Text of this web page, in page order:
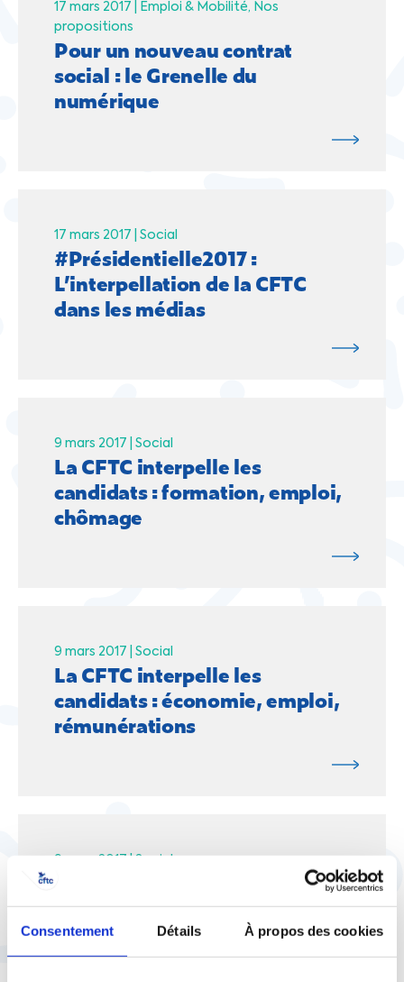
Consentement Détails À propos des cookies
17 mars 2017 | Emploi & Mobilité
Nos
propositions
Pour un nouveau contrat
social : le Grenelle du
numérique
17 mars 2017 | Social
#Présidentielle2017 :
L’interpellation de la CFTC
dans les médias
9 mars 2017 | Social
La CFTC interpelle les
candidats : formation, emploi,
chômage
9 mars 2017 | Social
La CFTC interpelle les
candidats : économie, emploi,
rémunérations
candidats : conditions de
travail, santé au travail